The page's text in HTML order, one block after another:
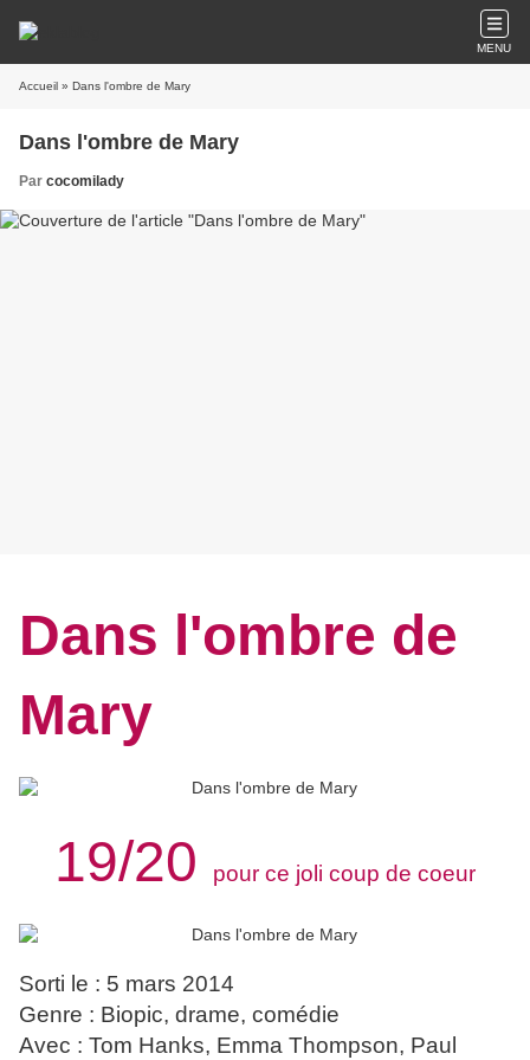
MENU
Accueil » Dans l'ombre de Mary
Dans l'ombre de Mary
Par cocomilady
Dans l'ombre de
Mary
19/20 pour ce joli coup de coeur
Sorti le : 5 mars 2014
Genre : Biopic, drame, comédie
Avec : Tom Hanks, Emma Thompson, Paul